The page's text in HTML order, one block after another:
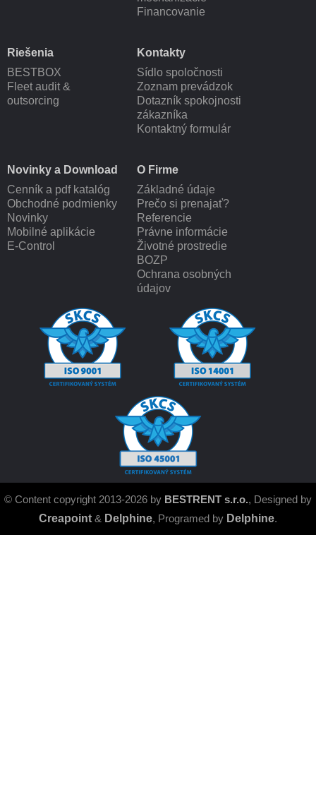
Financovanie
Riešenia
BESTBOX
Fleet audit &
outsorcing
Kontakty
Sídlo spoločnosti
Zoznam prevádzok
Dotazník spokojnosti
zákazníka
Kontaktný formulár
Novinky a Download
Cenník a pdf katalóg
Obchodné podmienky
Novinky
Mobilné aplikácie
E-Control
O Firme
Základné údaje
Prečo si prenajať?
Referencie
Právne informácie
Životné prostredie
BOZP
Ochrana osobných
údajov
© Content copyright 2013-2026 by BESTRENT s.r.o., Designed by
Creapoint & Delphine, Programed by Delphine.